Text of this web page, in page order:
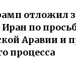
отложил
по
Аравии и
процесса